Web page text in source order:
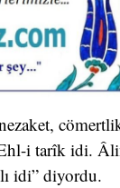
i tarîk idi.
idi” diyordu.